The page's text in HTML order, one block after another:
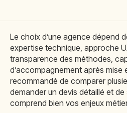
Le choix d’une agence dépend
expertise technique, approche
transparence des méthodes,
d’accompagnement après mise
recommandé de comparer
demander un devis détaillé et de
comprend bien vos enjeux